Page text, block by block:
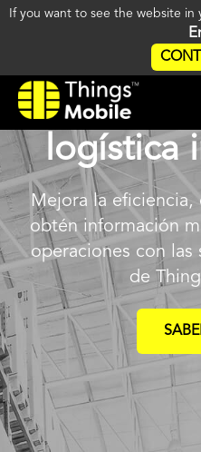
If you want to see the website
logística
Mejora la
obtén información
operaciones con las
de